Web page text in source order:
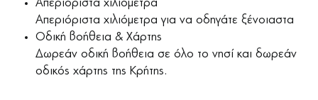
Απεριόριστα χιλιόμετρα
Απεριόριστα χιλιόμετρα για να οδηγάτε ξένοιαστα
Οδική βοήθεια & Χάρτης
Δωρεάν οδική βοήθεια σε όλο το νησί και δωρεάν
οδικός χάρτης της Κρήτης.